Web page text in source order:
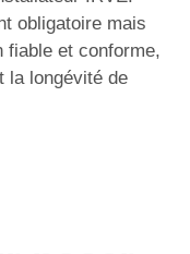
obligatoire mais
fiable et conforme,
la longévité de